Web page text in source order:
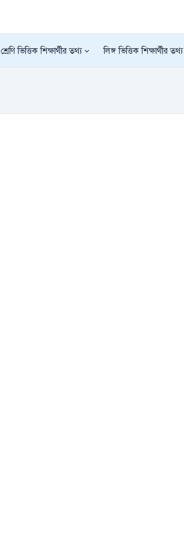
শ্রেণি ভিত্তিক শিক্ষার্থীর তথ্য লিঙ্গ ভিত্তিক শিক্ষার্থীর তথ্য